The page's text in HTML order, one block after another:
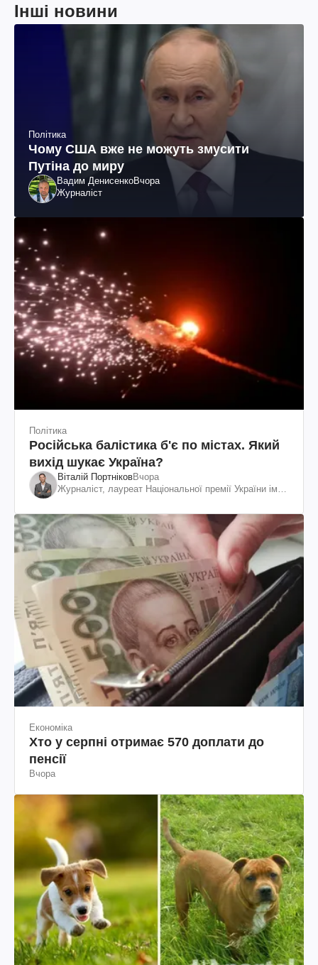
Інші новини
Політика
Чому США вже не можуть змусити
Путіна до миру
Вадим ДенисенкоВчора
Журналіст
Політика
Російська балістика б'є по містах. Який
вихід шукає Україна?
Віталій ПортніковВчора
Журналіст, лауреат Національної премії України ім.
Економіка
Хто у серпні отримає 570 доплати до
пенсії
Вчора